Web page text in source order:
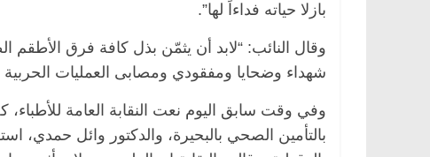
بازلا حياته فداءاً لها”.
وقال النائب: “لابد أن يثمّن بذل كافة فرق الأطقم
شهداء وضحايا ومفقودي ومصابى العمليات الحربية
وفي وقت سابق اليوم نعت النقابة العامة
بالتأمين الصحي بالبحيرة، والدكتور وائل